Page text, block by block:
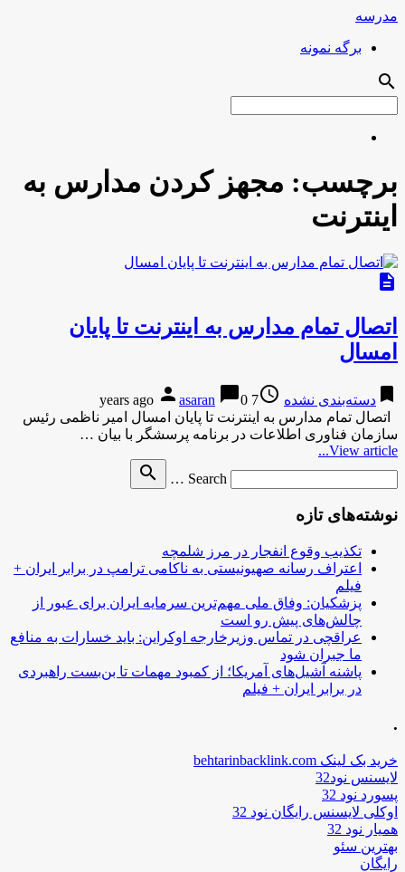
مدرسه
برگه نمونه
search
برچسب: مجهز کردن مدارس به
اینترنت
description
اتصال تمام مدارس به اینترنت تا پایان
امسال
bookmark دسته‌بندی نشده access_time
7 years ago
person asaran chat_bubble0
اتصال تمام مدارس به اینترنت تا پایان امسال امیر ناظمی رئیس
سازمان فناوری اطلاعات در برنامه پرسشگر با بیان …
View article...
Search …
search
نوشته‌های تازه
تکذیب وقوع انفجار در مرز شلمچه
اعتراف رسانه صهیونیستی به ناکامی ترامپ در برابر ایران +
فیلم
پزشکیان: وفاق ملی مهم‌ترین سرمایه ایران برای عبور از
چالش‌های پیش رو است
عراقچی در تماس وزیرخارجه اوکراین: باید خسارات به منافع
ما جبران شود
پاشنه آشیل‌های آمریکا؛ از کمبود مهمات تا بن‌بست راهبردی
در برابر ایران + فیلم
.
خرید بک لینک behtarinbacklink.com
لایسنس نود32
پسورد نود 32
اوکلی لایسنس رایگان نود 32
همیار نود 32
بهترین سئو
رایگان